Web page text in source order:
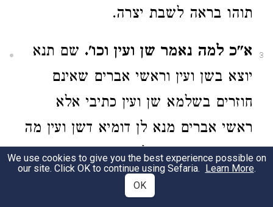
תוהו בראה לשבת יצרה.
3 א"כ למה נאמר שן ועין וכו'. שם תנא
יוצא בשן ועין וראשי אברים שאינם
חוזרים בשלמא שן ועין כתיבי אלא
ראשי אברים מנא לן דומיא דשן ועין מה
שן ועין מומין שבגלוי וכו' וא"ת תנא דידן
אמאי לא תני ראשי אברים, תירצו בתוס'
We use cookies to give you the best experience possible on
our site. Click OK to continue using Sefaria. Learn More.
OK